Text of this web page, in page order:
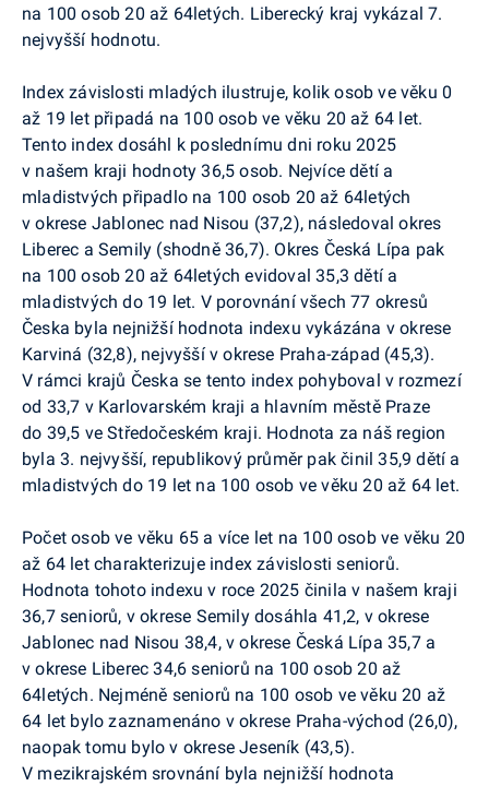
na 100 osob 20 až 64letých. Liberecký kraj vykázal 7.
nejvyšší hodnotu.
Index závislosti mladých ilustruje, kolik osob ve věku 0
až 19 let připadá na 100 osob ve věku 20 až 64 let.
Tento index dosáhl k poslednímu dni roku 2025
v našem kraji hodnoty 36,5 osob. Nejvíce dětí a
mladistvých připadlo na 100 osob 20 až 64letých
v okrese Jablonec nad Nisou (37,2), následoval okres
Liberec a Semily (shodně 36,7). Okres Česká Lípa pak
na 100 osob 20 až 64letých evidoval 35,3 dětí a
mladistvých do 19 let. V porovnání všech 77 okresů
Česka byla nejnižší hodnota indexu vykázána v okrese
Karviná (32,8), nejvyšší v okrese Praha-západ (45,3).
V rámci krajů Česka se tento index pohyboval v rozmezí
od 33,7 v Karlovarském kraji a hlavním městě Praze
do 39,5 ve Středočeském kraji. Hodnota za náš region
byla 3. nejvyšší, republikový průměr pak činil 35,9 dětí a
mladistvých do 19 let na 100 osob ve věku 20 až 64 let.
Počet osob ve věku 65 a více let na 100 osob ve věku 20
až 64 let charakterizuje index závislosti seniorů.
Hodnota tohoto indexu v roce 2025 činila v našem kraji
36,7 seniorů, v okrese Semily dosáhla 41,2, v okrese
Jablonec nad Nisou 38,4, v okrese Česká Lípa 35,7 a
v okrese Liberec 34,6 seniorů na 100 osob 20 až
64letých. Nejméně seniorů na 100 osob ve věku 20 až
64 let bylo zaznamenáno v okrese Praha-východ (26,0),
naopak tomu bylo v okrese Jeseník (43,5).
V mezikrajském srovnání byla nejnižší hodnota